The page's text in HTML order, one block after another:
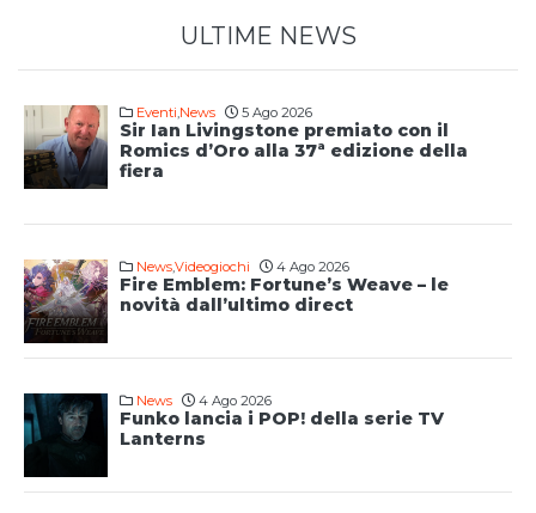
ULTIME NEWS
Eventi,News 5 Ago 2026
Sir Ian Livingstone premiato con il
Romics d’Oro alla 37ª edizione della
fiera
News,Videogiochi 4 Ago 2026
Fire Emblem: Fortune’s Weave – le
novità dall’ultimo direct
News 4 Ago 2026
Funko lancia i POP! della serie TV
Lanterns